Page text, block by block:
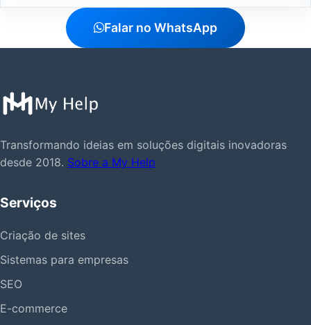
Falar no WhatsApp
Transformando ideias em soluções digitais inovadoras
desde 2018. Sobre a My Help
Serviços
Criação de sites
Sistemas para empresas
SEO
E-commerce